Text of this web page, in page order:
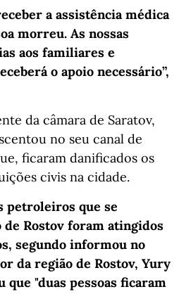
a assistência médica
morreu. As nossas
aos familiares e
o apoio necessário”,
da câmara de Saratov,
no seu canal de
ficaram danificados os
civis na cidade.
petroleiros que se
Rostov foram atingidos
segundo informou no
da região de Rostov, Yury
que "duas pessoas ficaram